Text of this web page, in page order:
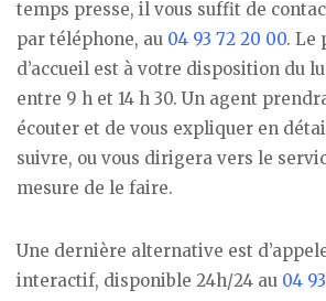
temps presse, il vous suffit de
par téléphone, au 04 93 72 20 00. Le
d’accueil est à votre disposition du
entre 9 h et 14 h 30. Un agent
écouter et de vous expliquer en
suivre, ou vous dirigera vers le
mesure de le faire.
Une dernière alternative est
interactif, disponible 24h/24 au 04